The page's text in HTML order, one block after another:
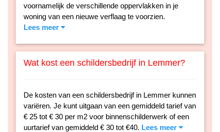
voornamelijk de verschillende oppervlakken in je
woning van een nieuwe verflaag te voorzien.
Lees meer
Wat kost een schildersbedrijf in Lemmer?
De kosten van een schildersbedrijf in Lemmer kunnen
variëren. Je kunt uitgaan van een gemiddeld tarief van
€ 25 tot € 30 per m2 voor binnenschilderwerk of een
uurtarief van gemiddeld € 30 tot €40. Lees meer